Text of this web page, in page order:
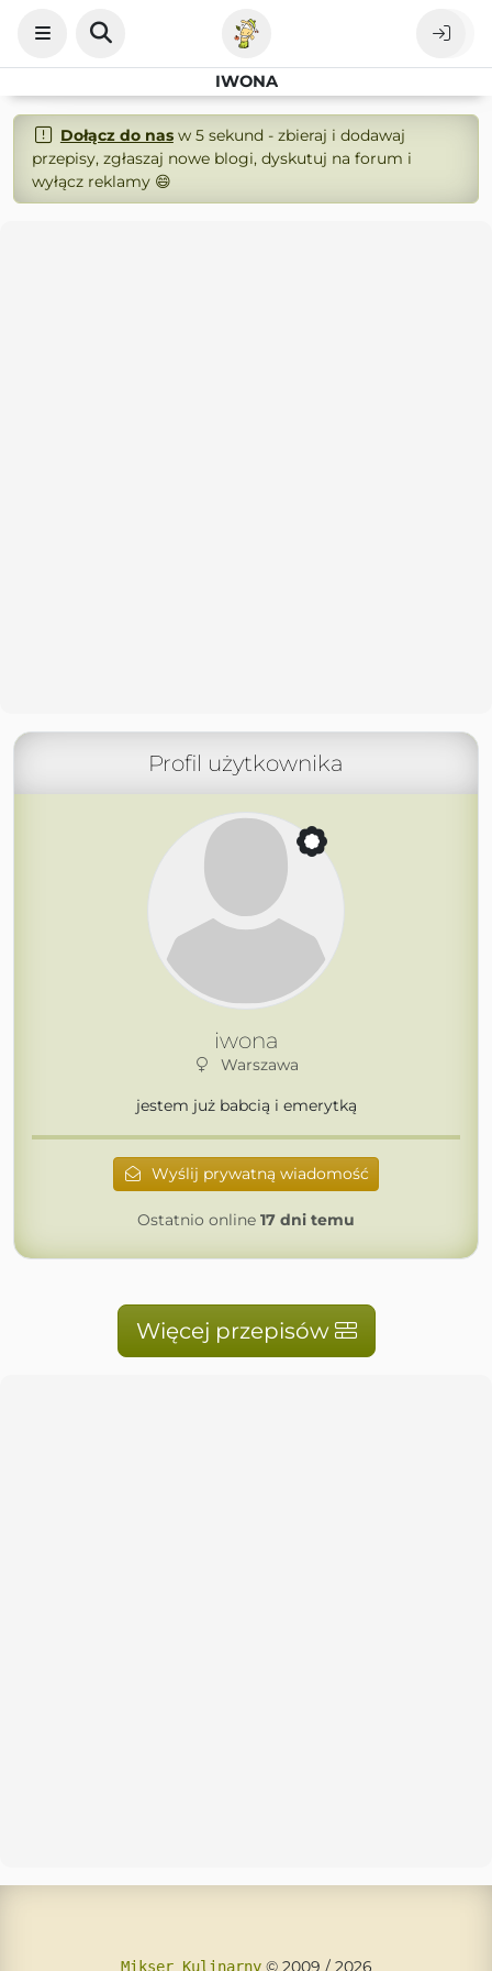
IWONA
Dołącz do nasw 5 sekund - zbieraj i dodawaj
przepisy, zgłaszaj nowe blogi, dyskutuj na forum i
wyłącz reklamy 😄
Profil użytkownika
iwona
Warszawa
jestem już babcią i emerytką
Wyślij prywatną wiadomość
Ostatnio online 17 dni temu
Więcej przepisów
Mikser Kulinarny© 2009 / 2026